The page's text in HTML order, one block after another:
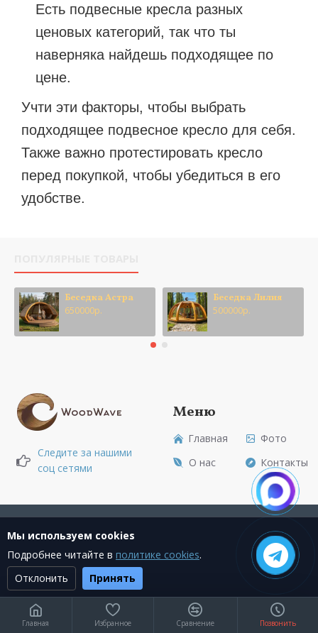
Есть подвесные кресла разных
ценовых категорий, так что ты
наверняка найдешь подходящее по
цене.
Учти эти факторы, чтобы выбрать
подходящее подвесное кресло для себя.
Также важно протестировать кресло
перед покупкой, чтобы убедиться в его
удобстве.
Беседка Астра
650000р.
Беседка Лилия
500000р.
Следите за нашими
соц сетями
Меню
Главная
О нас
Фото
Контакты
Текущее состояние cookie:не выбрано
Мы используем cookies
Подробнее читайте в политике cookies.
Отклонить
Принять
Главная Избранное Сравнение Позвонить